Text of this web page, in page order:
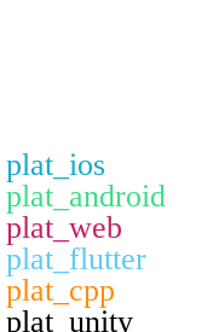
plat_ios
plat_android
plat_web
plat_flutter
plat_cpp
plat_unity